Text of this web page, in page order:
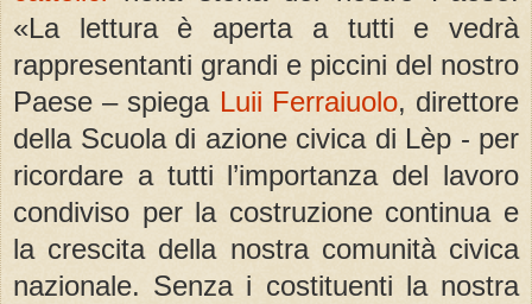
«La lettura è aperta a tutti e vedrà
rappresentanti grandi e piccini del nostro
Paese – spiega Luii Ferraiuolo, direttore
della Scuola di azione civica di Lèp - per
ricordare a tutti l’importanza del lavoro
condiviso per la costruzione continua e
la crescita della nostra comunità civica
nazionale. Senza i costituenti la nostra